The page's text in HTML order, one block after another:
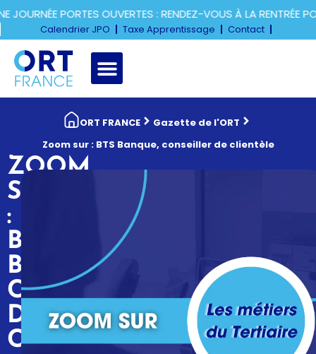
JOURNÉE PORTES OUVERTES : RENDEZ-VOUS À LA RENTRÉE
Calendrier JPO Taxe Apprentissage Contact
ORT FRANCE
Gazette de l'ORT
Zoom sur : BTS Banque, conseiller de clientèle
ZOOM
SUR
:
BTS
BANQUE,
CONSEILLER
DE
CLIENTÈLE